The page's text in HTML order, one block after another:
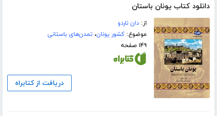
دانلود کتاب یونان باستان
از:دان ناردو
موضوع:کشور یونان،تمدن‌های باستانی
۱۴۹ صفحه
دریافت از کتابراه